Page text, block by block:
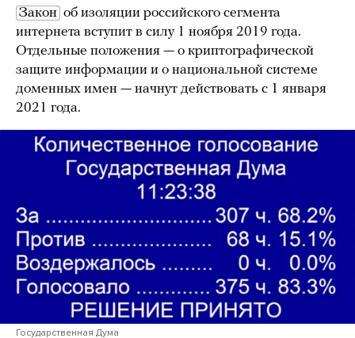
Закон об изоляции российского сегмента
интернета вступит в силу 1 ноября 2019 года.
Отдельные положения — о криптографической
защите информации и о национальной системе
доменных имен — начнут действовать с 1 января
2021 года.
Государственная Дума